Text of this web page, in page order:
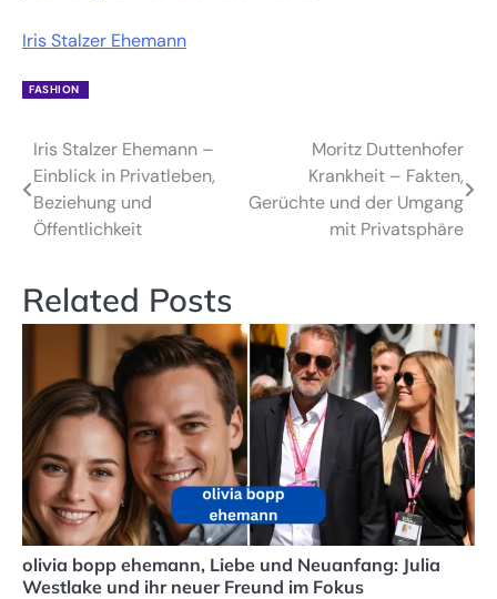
Iris Stalzer Ehemann
FASHION
Post
navigation
Iris Stalzer Ehemann –
Einblick in Privatleben,
Beziehung und
Öffentlichkeit
Moritz Duttenhofer
Krankheit – Fakten,
Gerüchte und der Umgang
mit Privatsphäre
Related Posts
olivia bopp ehemann, Liebe und Neuanfang: Julia
Westlake und ihr neuer Freund im Fokus